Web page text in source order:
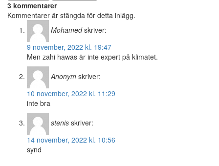
3 kommentarer
Kommentarer är stängda för detta inlägg.
Mohamed skriver:
9 november, 2022 kl. 19:47
Men zahi hawas är inte expert på klimatet.
Anonym skriver:
10 november, 2022 kl. 11:29
inte bra
stenis skriver:
14 november, 2022 kl. 10:56
synd